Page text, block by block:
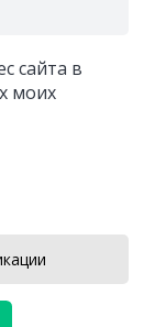
сайта в
моих